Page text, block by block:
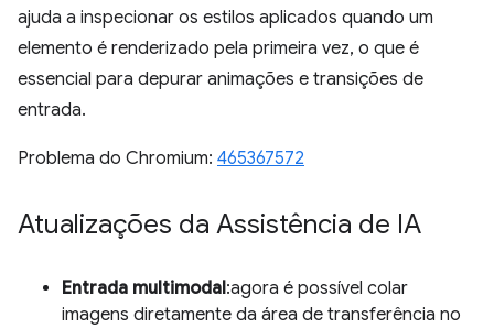
ajuda a inspecionar os estilos aplicados quando um
elemento é renderizado pela primeira vez, o que é
essencial para depurar animações e transições de
entrada.
Problema do Chromium: 465367572
Atualizações da Assistência de IA
Entrada multimodal:agora é possível colar
imagens diretamente da área de transferência no